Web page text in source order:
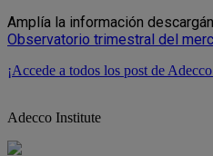
Amplía la información
Observatorio trimestral del
¡Accede a todos los post de
Adecco Institute